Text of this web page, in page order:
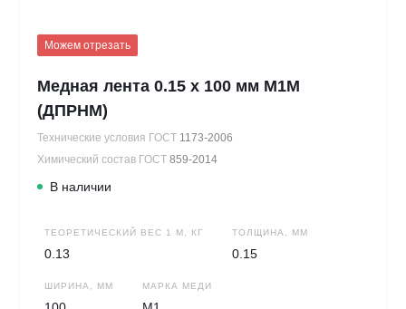
Можем отрезать
Медная лента 0.15 х 100 мм М1М
(ДПРНМ)
Технические условия ГОСТ 1173-2006
Химический состав ГОСТ 859-2014
В наличии
ТЕОРЕТИЧЕСКИЙ ВЕС 1 М, КГ
0.13
ТОЛЩИНА, ММ
0.15
ШИРИНА, ММ МАРКА МЕДИ